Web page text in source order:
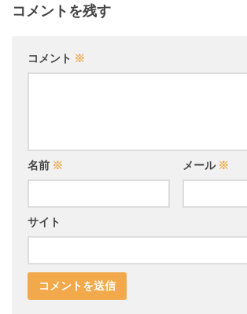
コメントを残す
コメント ※
名前 ※ メール ※
サイト